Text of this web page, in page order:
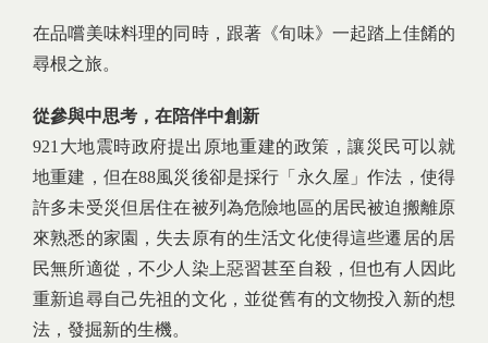
在品嚐美味料理的同時，跟著《旬味》一起踏上佳餚的
尋根之旅。
從參與中思考，在陪伴中創新
921大地震時政府提出原地重建的政策，讓災民可以就
地重建，但在88風災後卻是採行「永久屋」作法，使得
許多未受災但居住在被列為危險地區的居民被迫搬離原
來熟悉的家園，失去原有的生活文化使得這些遷居的居
民無所適從，不少人染上惡習甚至自殺，但也有人因此
重新追尋自己先祖的文化，並從舊有的文物投入新的想
法，發掘新的生機。